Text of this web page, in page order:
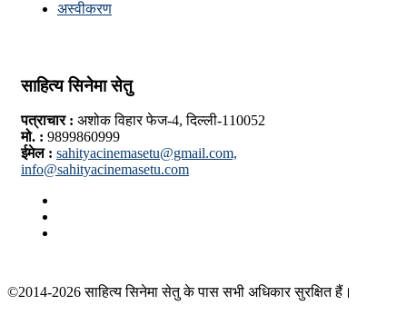
अस्वीकरण
साहित्य सिनेमा सेतु
पत्राचार : अशोक विहार फेज-4, दिल्ली-110052
मो. : 9899860999
ईमेल : sahityacinemasetu@gmail.com,
info@sahityacinemasetu.com
©2014-2026 साहित्य सिनेमा सेतु के पास सभी अधिकार सुरक्षित हैं।